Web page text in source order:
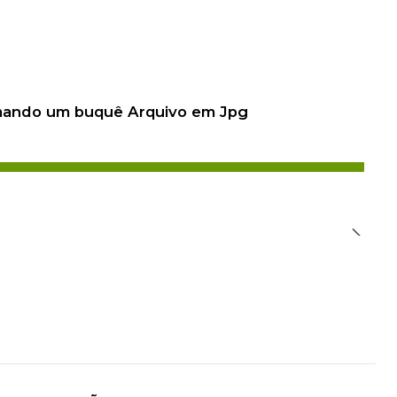
um buquê Arquivo em Jpg